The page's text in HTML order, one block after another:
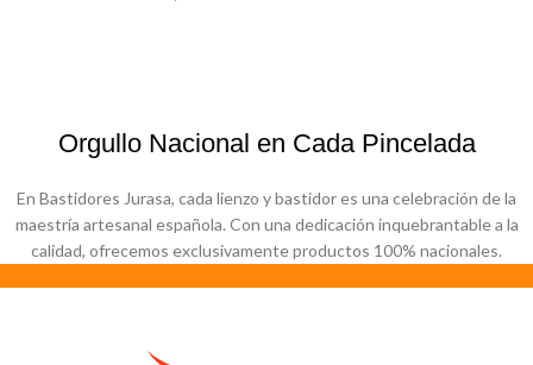
Orgullo Nacional en Cada Pincelada
En Bastidores Jurasa, cada lienzo y bastidor es una celebración de la
maestría artesanal española. Con una dedicación inquebrantable a la
calidad, ofrecemos exclusivamente productos 100% nacionales.